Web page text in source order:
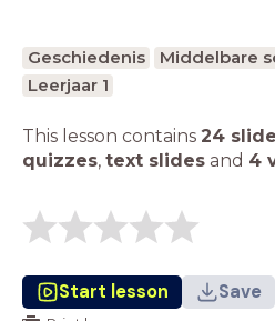
Geschiedenis Middelbare
Leerjaar 1
This lesson contains 24
quizzes, text slides and 4
Start lesson Save